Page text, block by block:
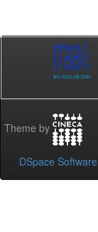
Theme by
DSpace Software